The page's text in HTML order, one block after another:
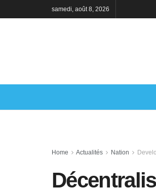
samedi, août 8, 2026
Home Actualités Nation